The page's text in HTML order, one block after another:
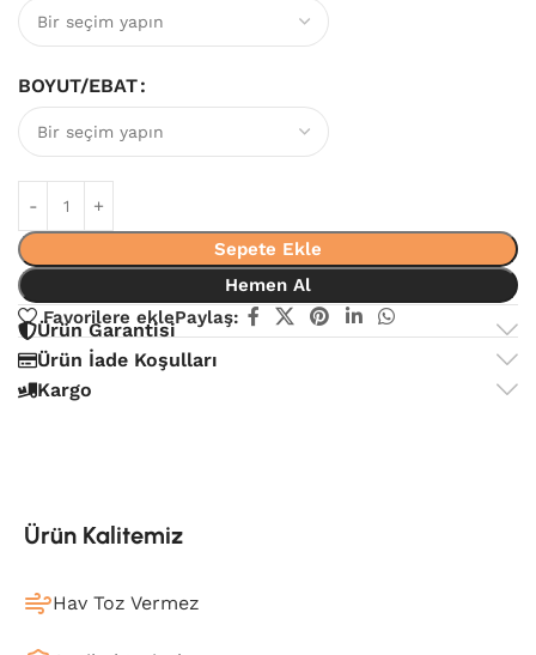
BOYUT/EBAT
Sepete Ekle
Hemen Al
Favorilere eklePaylaş:
Ürün Garantisi
Ürün İade Koşulları
Kargo
Ürün Kalitemiz
Hav Toz Vermez